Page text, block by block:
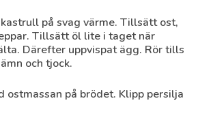
på svag värme. Tillsätt ost,
Tillsätt öl lite i taget när
Därefter uppvispat ägg. Rör tills
och tjock.
ostmassan på brödet. Klipp persilja